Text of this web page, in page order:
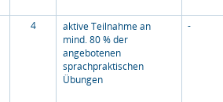
4
aktive Teilnahme an
mind. 80 % der
angebotenen
sprachpraktischen
Übungen
-